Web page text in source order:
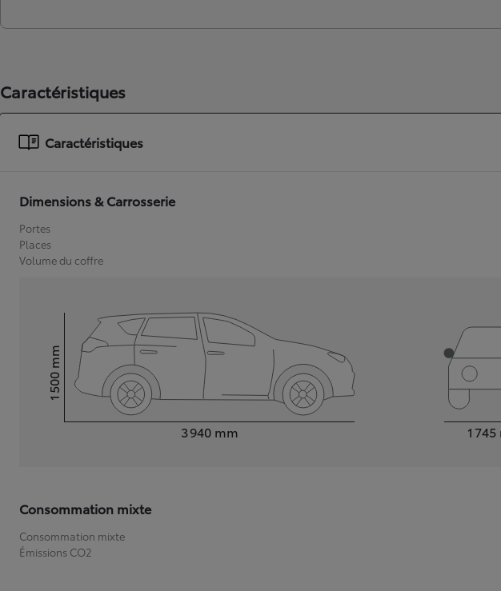
Caractéristiques
Caractéristiques
Dimensions & Carrosserie
Portes
Places
Volume du coffre
3 940 mm
Hauteur1 500
mm
1 745
Consommation mixte
Consommation mixte
Émissions CO2